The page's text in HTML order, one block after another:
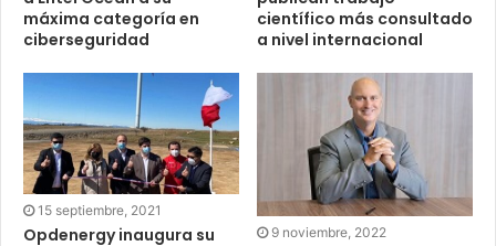
máxima categoría en
ciberseguridad
científico más consultado
a nivel internacional
15 septiembre, 2021
Opdenergy inaugura su
9 noviembre, 2022